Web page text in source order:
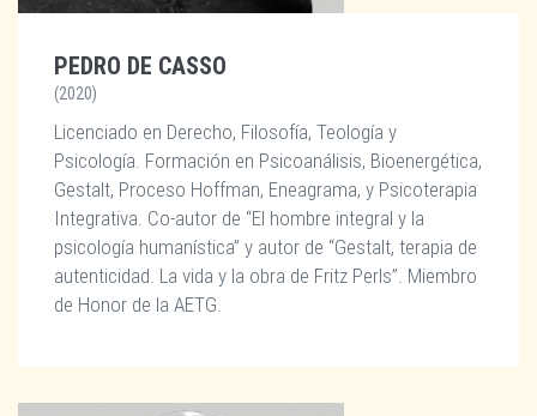
PEDRO DE CASSO
(2020)
Licenciado en Derecho, Filosofía, Teología y
Psicología. Formación en Psicoanálisis, Bioenergética,
Gestalt, Proceso Hoffman, Eneagrama, y Psicoterapia
Integrativa. Co-autor de “El hombre integral y la
psicología humanística” y autor de “Gestalt, terapia de
autenticidad. La vida y la obra de Fritz Perls”. Miembro
de Honor de la AETG.